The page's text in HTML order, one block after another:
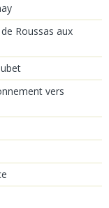
Roussas aux
vers